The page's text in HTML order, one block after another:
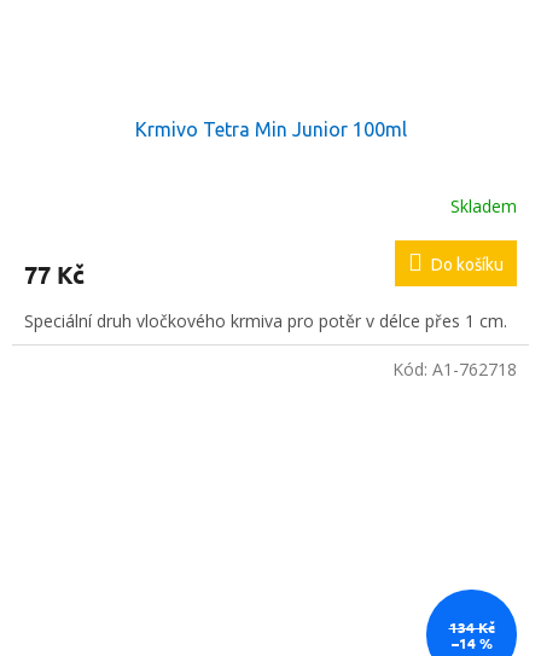
Krmivo Tetra Min Junior 100ml
Skladem
77 Kč Do košíku
Speciální druh vločkového krmiva pro potěr v délce přes 1 cm.
134 Kč
–14 %
Kód: A1-762718